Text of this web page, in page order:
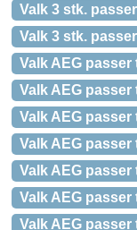
Valk 3 stk.
Valk 3 stk.
Valk AEG passer
Valk AEG
Valk AEG
Valk AEG
Valk AEG passer
Valk AEG
Valk AEG